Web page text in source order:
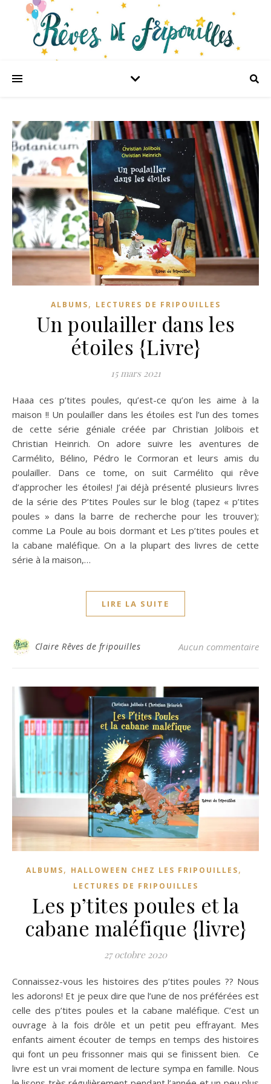
ALBUMS, LECTURES DE FRIPOUILLES
Un poulailler dans les
étoiles {Livre}
15 mars 2021
Haaa ces p’tites poules, qu’est-ce qu’on les aime à la
maison !! Un poulailler dans les étoiles est l’un des tomes
de cette série géniale créée par Christian Jolibois et
Christian Heinrich. On adore suivre les aventures de
Carmélito, Bélino, Pédro le Cormoran et leurs amis du
poulailler. Dans ce tome, on suit Carmélito qui rêve
d’approcher les étoiles! J’ai déjà présenté plusieurs livres
de la série des P’tites Poules sur le blog (tapez « p’tites
poules » dans la barre de recherche pour les trouver);
comme La Poule au bois dormant et Les p’tites poules et
la cabane maléfique. On a la plupart des livres de cette
série à la maison,…
LIRE LA SUITE
Claire Rêves de fripouilles Aucun commentaire
ALBUMS, HALLOWEEN CHEZ LES FRIPOUILLES,
LECTURES DE FRIPOUILLES
Les p’tites poules et la
cabane maléfique {livre}
27 octobre 2020
Connaissez-vous les histoires des p’tites poules ?? Nous
les adorons! Et je peux dire que l’une de nos préférées est
celle des p’tites poules et la cabane maléfique. C’est un
ouvrage à la fois drôle et un petit peu effrayant. Mes
enfants aiment écouter de temps en temps des histoires
qui font un peu frissonner mais qui se finissent bien. Ce
livre est un vrai moment de lecture sympa en famille. Nous